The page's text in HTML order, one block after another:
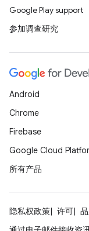
Google Play support
参加调查研究
Android
Chrome
Firebase
Google Cloud
所有产品
隐私权政策 许可